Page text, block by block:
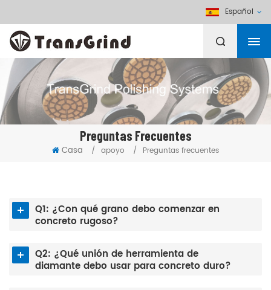
Español
Preguntas Frecuentes
Casa / apoyo / Preguntas frecuentes
Q1: ¿Con qué grano debo comenzar en
concreto rugoso?
Q2: ¿Qué unión de herramienta de
diamante debo usar para concreto duro?